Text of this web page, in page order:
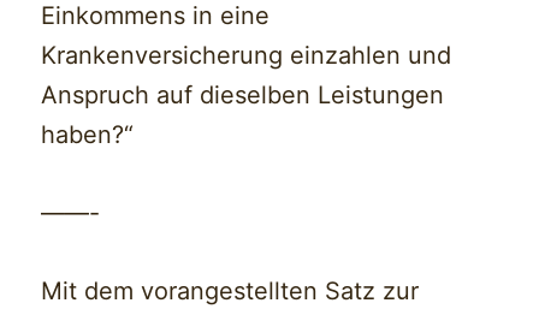
Einkommens in eine
Krankenversicherung einzahlen und
Anspruch auf dieselben Leistungen
haben?“
——-
Mit dem vorangestellten Satz zur